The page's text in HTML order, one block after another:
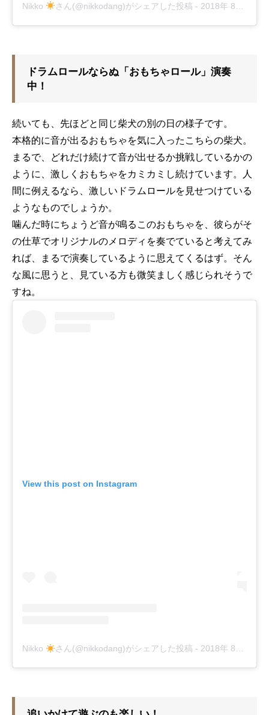
Nikko さん(@nikkodang)がシェアした投稿 - 2018年 8月月27日午後10時07分PDT
ドラムロールならぬ「おもちゃロール」演奏
中！
続いても、先ほどと同じ柴犬の別の日の様子です。
本格的に音が出るおもちゃを気に入ったこちらの柴犬。
まるで、どれだけ続けて音が出せるか挑戦しているかの
ように、激しくおもちゃをカミカミし続けています。人
間に例えるなら、激しいドラムロールを見せつけている
ようなものでしょうか。
噛んだ時にちょうど音が鳴るこのおもちゃを、彼らがそ
の仕草でオリジナルのメロディを奏でていると考えてみ
れば、まるで演奏しているように思えてくるはず。そん
な風に思うと、見ている方も微笑ましく感じられそうで
すね。
View this post on Instagram
Nikko さん(@nikkodang)がシェアした投稿 - 2018年 8月月24日午後6時52分PDT